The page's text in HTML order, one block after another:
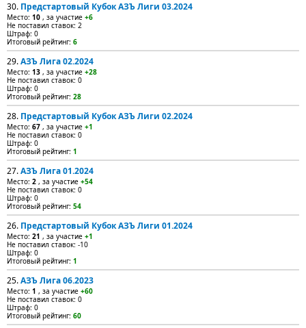
30. Предстартовый Кубок АЗЪ Лиги 03.2024
Место: 10 , за участие +6
Не поставил ставок: 2
Штраф: 0
Итоговый рейтинг: 6
29.АЗЪ Лига 02.2024
Место: 13 , за участие +28
Не поставил ставок: 0
Штраф: 0
Итоговый рейтинг: 28
28. Предстартовый Кубок АЗЪ Лиги 02.2024
Место: 67 , за участие +1
Не поставил ставок: 0
Штраф: 0
Итоговый рейтинг: 1
27.АЗЪ Лига 01.2024
Место: 2 , за участие +54
Не поставил ставок: 0
Штраф: 0
Итоговый рейтинг: 54
26. Предстартовый Кубок АЗЪ Лиги 01.2024
Место: 21 , за участие +1
Не поставил ставок: -10
Штраф: 0
Итоговый рейтинг: 1
25.АЗЪ Лига 06.2023
Место: 1 , за участие +60
Не поставил ставок: 0
Штраф: 0
Итоговый рейтинг: 60